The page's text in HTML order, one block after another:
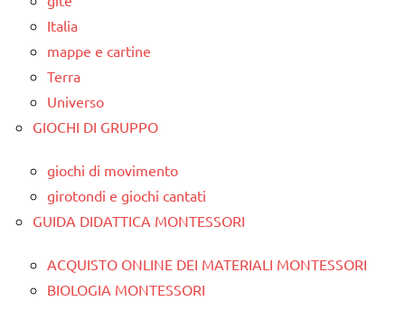
Italia
mappe e cartine
Terra
Universo
GIOCHI DI GRUPPO
giochi di movimento
girotondi e giochi cantati
GUIDA DIDATTICA MONTESSORI
ACQUISTO ONLINE DEI MATERIALI MONTESSORI
BIOLOGIA MONTESSORI